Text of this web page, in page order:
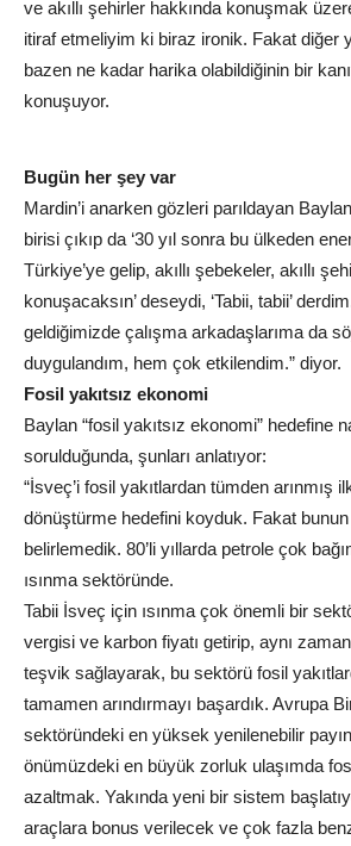
ve akıllı şehirler hakkında konuşmak
itiraf etmeliyim ki biraz ironik. Fakat diğer
bazen ne kadar harika olabildiğinin bir
konuşuyor.
Bugün her şey var
Mardin’i anarken gözleri parıldayan
birisi çıkıp da ‘30 yıl sonra bu ülkeden
Türkiye’ye gelip, akıllı şebekeler, akıllı
konuşacaksın’ deseydi, ‘Tabii, tabii’
geldiğimizde çalışma arkadaşlarıma da
duygulandım, hem çok etkilendim.” diyor.
Fosil yakıtsız ekonomi
Baylan “fosil yakıtsız ekonomi” hedefine
sorulduğunda, şunları anlatıyor:
“İsveç’i fosil yakıtlardan tümden arınmış
dönüştürme hedefini koyduk. Fakat
belirlemedik. 80’li yıllarda petrole çok
ısınma sektöründe.
Tabii İsveç için ısınma çok önemli bir
vergisi ve karbon fiyatı getirip, aynı
teşvik sağlayarak, bu sektörü fosil
tamamen arındırmayı başardık. Avrupa
sektöründeki en yüksek yenilenebilir
önümüzdeki en büyük zorluk ulaşımda
azaltmak. Yakında yeni bir sistem
araçlara bonus verilecek ve çok fazla